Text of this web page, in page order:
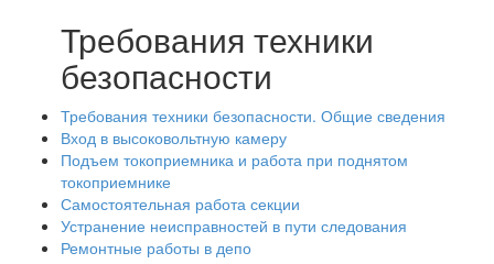
Требования техники
безопасности
Требования техники безопасности. Общие сведения
Вход в высоковольтную камеру
Подъем токоприемника и работа при поднятом
токоприемнике
Самостоятельная работа секции
Устранение неисправностей в пути следования
Ремонтные работы в депо